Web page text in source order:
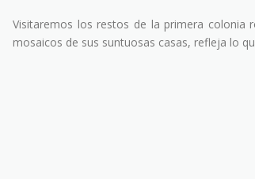
Visitaremos los restos de la primera colonia
mosaicos de sus suntuosas casas, refleja lo